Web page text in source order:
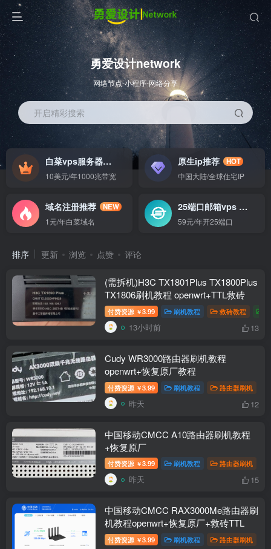
勇爱设计network
网络节点-小程序-网络分享
开启精彩搜索
白菜vps服务器HOT
10美元/年1000兆带宽
原生ip推荐
HOT
中国大陆/全球住宅IP
域名注册推荐
NEW
1元/年白菜域名
25端口邮箱vpsGO
59元/年开25端口
排序 更新 浏览 点赞 评论
(需拆机)H3C TX1801Plus TX1800Plus
TX1806刷机教程 openwrt+TTL救砖
付费资源 ￥3.99 刷机教程 救砖教程
13小时前 13
Cudy WR3000路由器刷机教程
openwrt+恢复原厂教程
付费资源 ￥3.99 刷机教程 路由器刷机
昨天 12
中国移动CMCC A10路由器刷机教程
+恢复原厂
付费资源 ￥3.99 刷机教程 路由器刷机
昨天 15
中国移动CMCC RAX3000Me路由器刷
机教程openwrt+恢复原厂+救砖TTL
付费资源 ￥3.99 刷机教程 路由器刷机